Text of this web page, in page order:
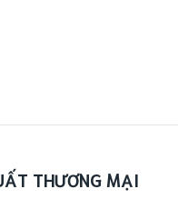
THƯƠNG MẠI